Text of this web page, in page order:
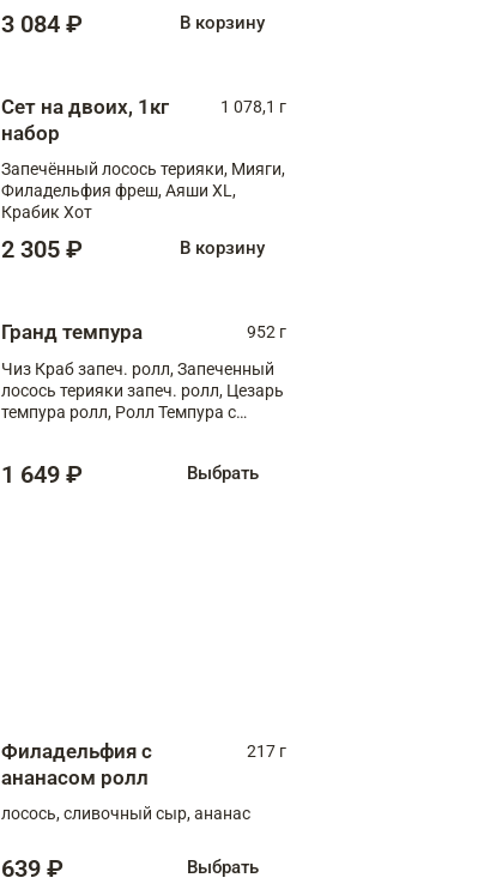
3 084 ₽ В корзину
Сет на двоих, 1кг
набор
1 078,1 г
Запечённый лосось терияки, Мияги,
Филадельфия фреш, Аяши XL,
Крабик Хот
2 305 ₽ В корзину
Гранд темпура
952 г
Чиз Краб запеч. ролл, Запеченный
лосось терияки запеч. ролл, Цезарь
темпура ролл, Ролл Темпура с
1 649 ₽ Выбрать
Филадельфия с
ананасом ролл
217 г
лосось, сливочный сыр, ананас
639 ₽ Выбрать